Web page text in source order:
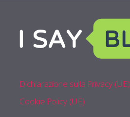
Dichiarazione sulla Privacy (UE)
Cookie Policy (UE)